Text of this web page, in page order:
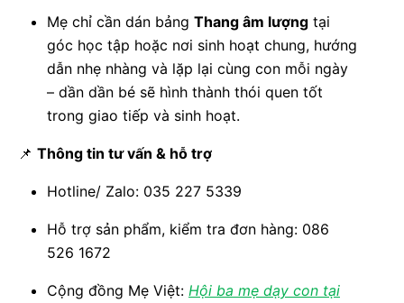
Mẹ chỉ cần dán bảng Thang âm lượng tại
góc học tập hoặc nơi sinh hoạt chung, hướng
dẫn nhẹ nhàng và lặp lại cùng con mỗi ngày
– dần dần bé sẽ hình thành thói quen tốt
trong giao tiếp và sinh hoạt.
📌 Thông tin tư vấn & hỗ trợ
Hotline/ Zalo: 035 227 5339
Hỗ trợ sản phẩm, kiểm tra đơn hàng: 086
526 1672
Cộng đồng Mẹ Việt: Hội ba mẹ dạy con tại